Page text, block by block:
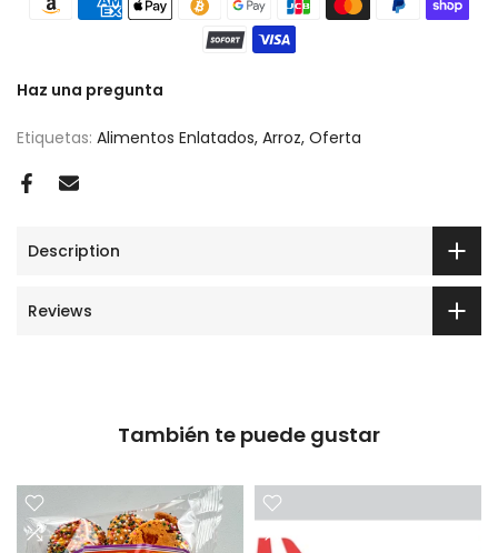
Haz una pregunta
Etiquetas: Alimentos Enlatados Arroz Oferta
Description
Reviews
También te puede gustar